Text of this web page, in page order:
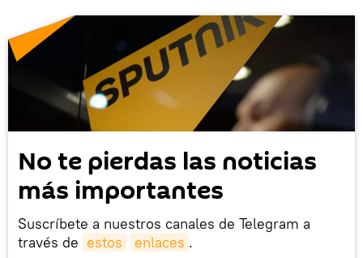
No te pierdas las noticias
más importantes
Suscríbete a nuestros canales de Telegram a
través de estos enlaces .